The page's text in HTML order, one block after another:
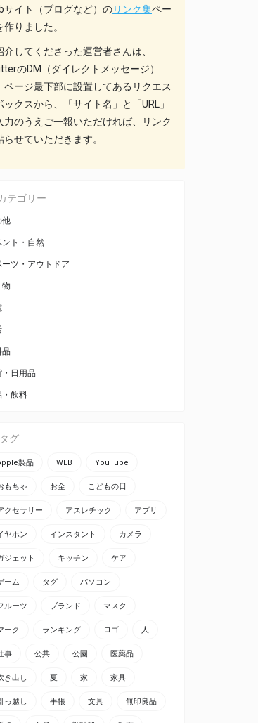
サイト（ブログなど）のリンク集ペー
作りました。
介してくださった運営者さんは、
のDM（ダイレクトメッセージ）
ページ最下部に設置してあるリクエス
ックスから、「サイト名」と「URL」
力のうえご一報いただければ、リンク
らせていただきます。
テゴリー
他
ント・自然
ーツ・アウトドア
物
品
・日用品
・飲料
タグ
製品 WEB YouTube
もちゃ お金 こどもの日
クセサリー アスレチック アプリ
ヤホン インスタント カメラ
ジェット キッチン ケア
ーム タグ パソコン
ルーツ ブランド マスク
ーク ランキング ロゴ 人
事 公共 公園 医薬品
き出し 夏 家 家具
っ越し 手帳 文具 無印良品